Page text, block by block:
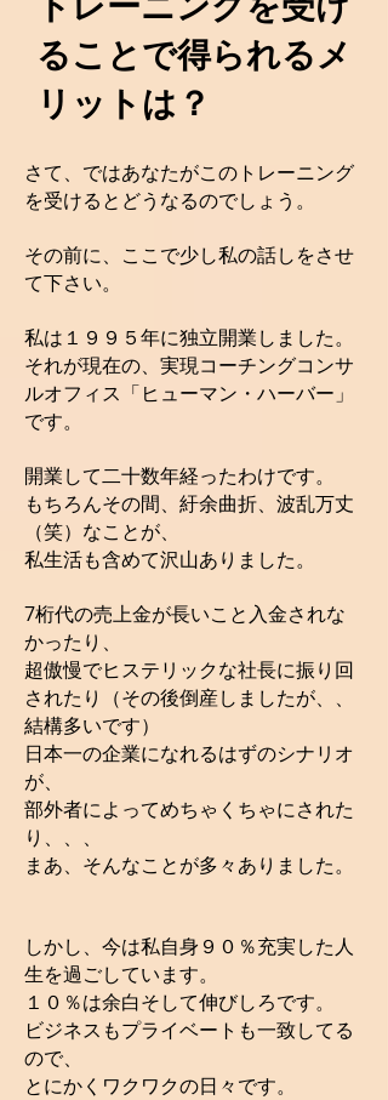
ることで得られるメ
リットは？
さて、ではあなたがこのトレーニング
を受けるとどうなるのでしょう。
その前に、ここで少し私の話しをさせ
て下さい。
私は１９９５年に独立開業しました。
それが現在の、実現コーチングコンサ
ルオフィス「ヒューマン・ハーバー」
です。
開業して二十数年経ったわけです。
もちろんその間、紆余曲折、波乱万丈
（笑）なことが、
私生活も含めて沢山ありました。
7桁代の売上金が長いこと入金されな
かったり、
超傲慢でヒステリックな社長に振り回
されたり（その後倒産しましたが、、
結構多いです）
日本一の企業になれるはずのシナリオ
が、
部外者によってめちゃくちゃにされた
り、、、
まあ、そんなことが多々ありました。
しかし、今は私自身９０％充実した人
生を過ごしています。
１０％は余白そして伸びしろです。
ビジネスもプライベートも一致してる
ので、
とにかくワクワクの日々です。